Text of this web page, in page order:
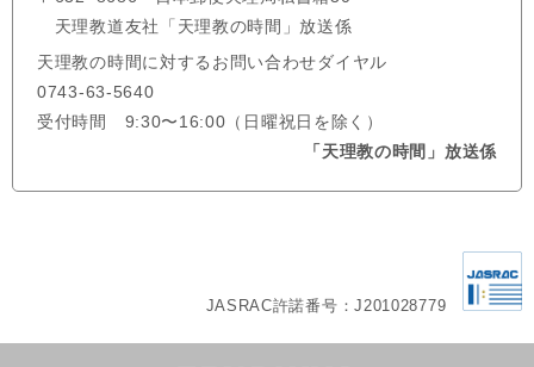
天理教道友社「天理教の時間」放送係
天理教の時間に対するお問い合わせダイヤル
0743-63-5640
受付時間 9:30〜16:00（日曜祝日を除く）
「天理教の時間」放送係
JASRAC許諾番号：J201028779